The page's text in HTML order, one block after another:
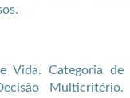
Vida. Categoria de
Multicritério.